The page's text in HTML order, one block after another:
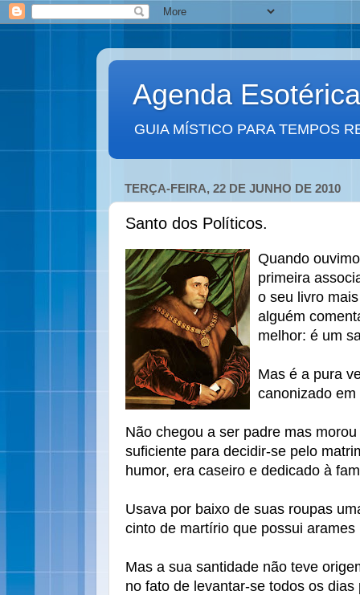
Agenda Esotérica
GUIA MÍSTICO PARA TEMPOS
TERÇA-FEIRA, 22 DE JUNHO DE 2010
Santo dos Políticos.
Quando
primeira
o seu livro
alguém
melhor: é um
Mas é a pura
canonizado
Não chegou a ser padre mas
suficiente para decidir-se pelo
humor, era caseiro e dedicado à
Usava por baixo de suas roupas
cinto de martírio que possui
Mas a sua santidade não teve
no fato de levantar-se todos os